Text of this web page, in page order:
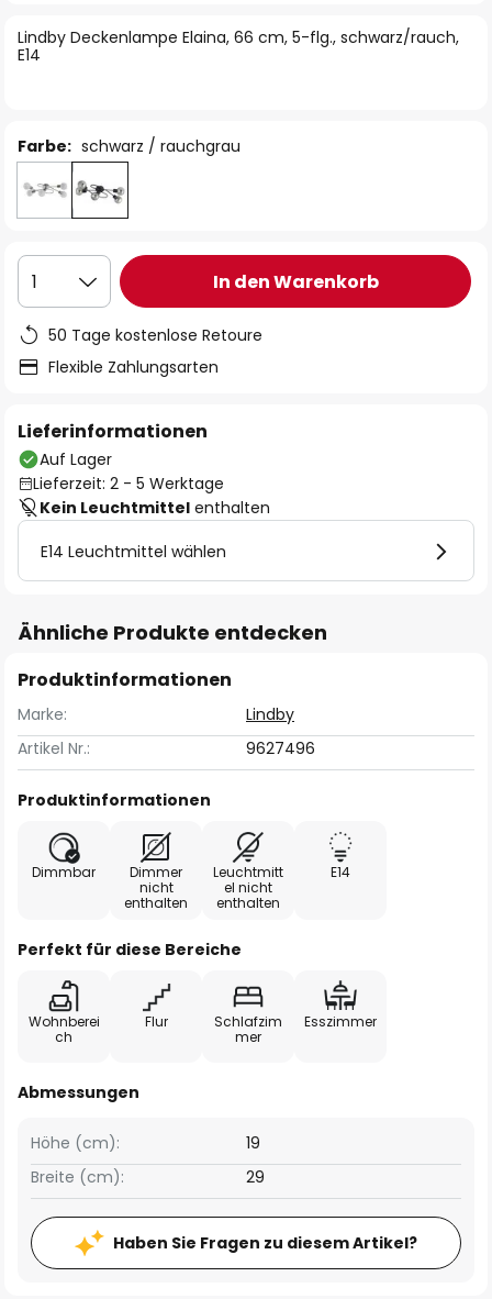
Lindby Deckenlampe Elaina, 66 cm, 5-flg., schwarz/rauch,
E14
Farbe: schwarz / rauchgrau
1 In den Warenkorb
50 Tage kostenlose Retoure
Flexible Zahlungsarten
Lieferinformationen
Auf Lager
Lieferzeit: 2 - 5 Werktage
Kein Leuchtmittel enthalten
E14 Leuchtmittel wählen
Ähnliche Produkte entdecken
Produktinformationen
Marke:
Lindby
Artikel Nr.:
9627496
Produktinformationen
Dimmbar
Dimmer
nicht
enthalten
Leuchtmitt
el nicht
enthalten
E14
Perfekt für diese Bereiche
Wohnberei
ch
Flur
Schlafzim
mer
Esszimmer
Abmessungen
Breite (cm): 29
Höhe (cm): 19
Haben Sie Fragen zu diesem Artikel?